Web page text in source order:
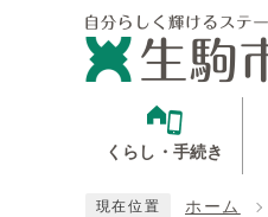
くらし・手続き
現在位置 ホーム